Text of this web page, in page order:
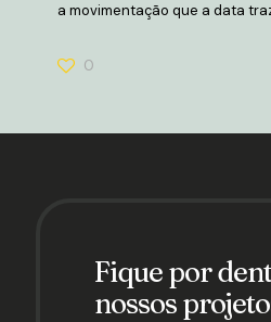
a movimentação que a data
0
Fique por
nossos